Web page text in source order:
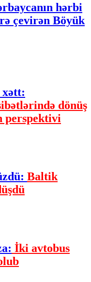
hərbi
çevirən Böyük
xətt:
dönüş
perspektivi
Baltik
İki avtobus